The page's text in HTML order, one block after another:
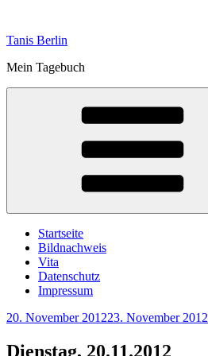
springen
Tanis Berlin
Mein Tagebuch
Startseite
Bildnachweis
Vita
Datenschutz
Impressum
Veröffentlicht
20. November 201223. November 2012
Dienstag, 20.11.2012